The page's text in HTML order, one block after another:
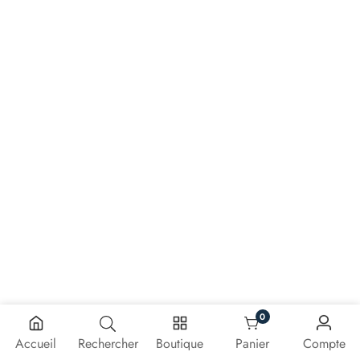
Accueil Rechercher Boutique Panier
00 article
Compte